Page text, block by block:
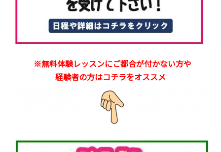
※無料体験レッスンにご都合が付かない方や
経験者の方はコチラをオススメ